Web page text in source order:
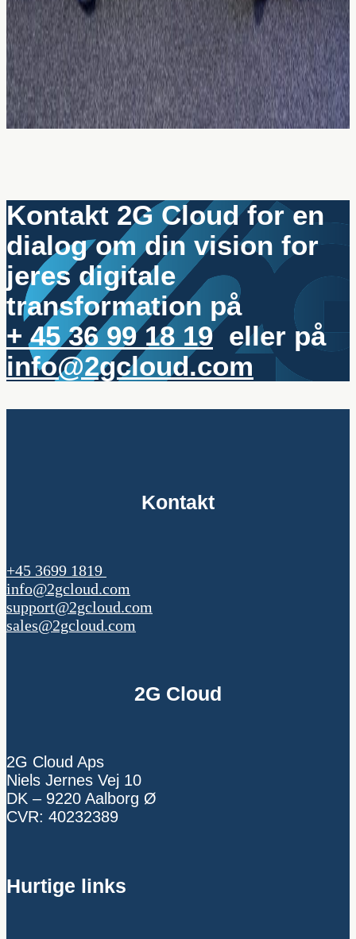
Kontakt 2G Cloud for en
dialog om din vision for
jeres digitale
transformation på
+ 45 36 99 18 19eller på
info@2gcloud.com
Kontakt
+45 3699 1819
info@2gcloud.com
support@2gcloud.com
sales@2gcloud.com
2G Cloud
2G Cloud Aps
Niels Jernes Vej 10
DK – 9220 Aalborg Ø
CVR: 40232389
Hurtige links